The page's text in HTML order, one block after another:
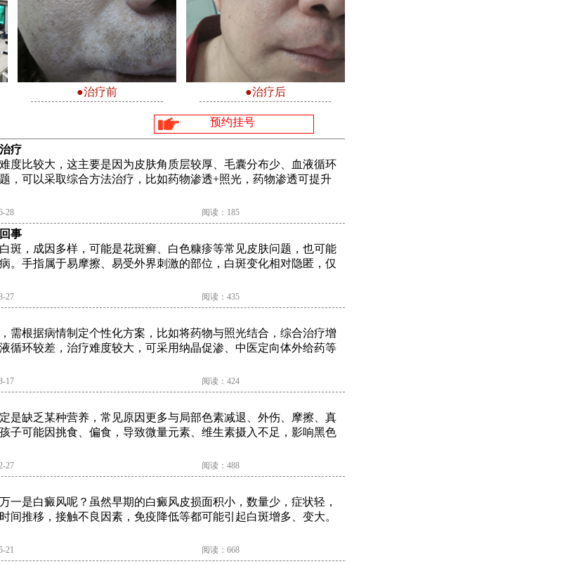
●治疗前 ●治疗后
预约挂号
疗
度比较大，这主要是因为皮肤角质层较厚、毛囊分布少、血液循环
，可以采取综合方法治疗，比如药物渗透+照光，药物渗透可提升
28 阅读：185
事
斑，成因多样，可能是花斑癣、白色糠疹等常见皮肤问题，也可能
。手指属于易摩擦、易受外界刺激的部位，白斑变化相对隐匿，仅
27 阅读：435
需根据病情制定个性化方案，比如将药物与照光结合，综合治疗增
循环较差，治疗难度较大，可采用纳晶促渗、中医定向体外给药等
17 阅读：424
是缺乏某种营养，常见原因更多与局部色素减退、外伤、摩擦、真
子可能因挑食、偏食，导致微量元素、维生素摄入不足，影响黑色
27 阅读：488
一是白癜风呢？虽然早期的白癜风皮损面积小，数量少，症状轻，
间推移，接触不良因素，免疫降低等都可能引起白斑增多、变大。
21 阅读：668